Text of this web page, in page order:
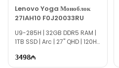
Lenovo Yoga Моноблок
27IAH10 F0J20033RU
U9-285H | 32GB DDR5 RAM |
1TB SSD | Arc | 27" QHD | 120Hz
3498